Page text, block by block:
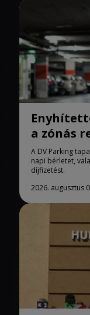
a zónás
A DV Parking
napi bérletet,
díjfizetést.
2026. augusztus